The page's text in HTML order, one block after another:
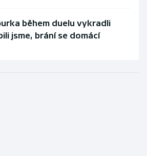
během duelu vykradli
jsme, brání se domácí